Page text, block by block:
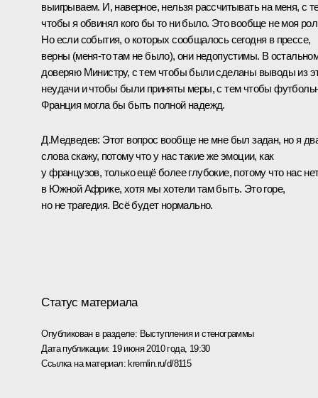
выигрываем. И, наверное, нельзя рассчитывать на меня, с
чтобы я обвинял кого бы то ни было. Это вообще не моя
Но если события, о которых сообщалось сегодня в прессе,
верны (меня‑то там не было), они недопустимы. В
доверяю Министру, с тем чтобы были сделаны выводы из
неудачи и чтобы были приняты меры, с тем чтобы
Франция могла бы быть полной надежд.
Д.Медведев: Этот вопрос вообще не мне был задан, но я
слова скажу, потому что у нас такие же эмоции, как
у французов, только ещё более глубокие, потому что нас
в Южной Африке, хотя мы хотели там быть. Это горе,
но не трагедия. Всё будет нормально.
Статус материала
Опубликован в разделе: Выступления и стенограммы
Дата публикации: 19 июня 2010 года, 19:30
Ссылка на материал:kremlin.ru/d/8115